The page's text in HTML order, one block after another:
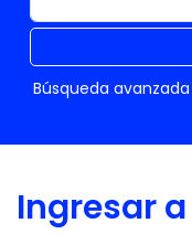
Búsqueda avanzada
Ingresar